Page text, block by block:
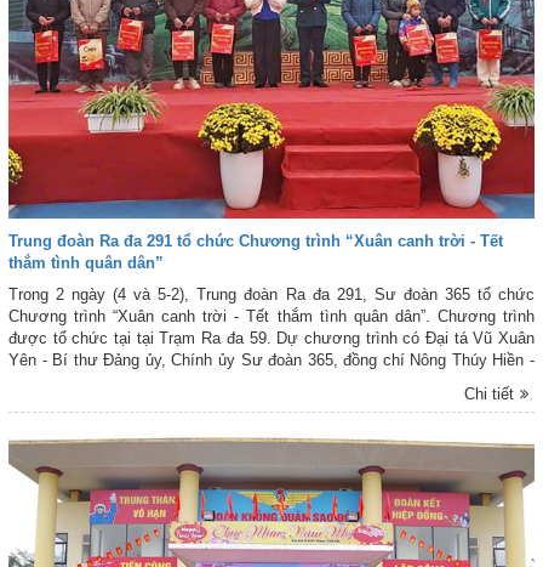
Trung đoàn Ra đa 291 tổ chức Chương trình “Xuân canh trời - Tết
thắm tình quân dân”
Trong 2 ngày (4 và 5-2), Trung đoàn Ra đa 291, Sư đoàn 365 tổ chức
Chương trình “Xuân canh trời - Tết thắm tình quân dân”. Chương trình
được tổ chức tại tại Trạm Ra đa 59. Dự chương trình có Đại tá Vũ Xuân
Yên - Bí thư Đảng ủy, Chính ủy Sư đoàn 365, đồng chí Nông Thúy Hiền -
- Chủ tịch Mặt trận Tổ quốc xã Tràng định, tỉnh Lạng Sơn; lãnh đạo, chỉ
đảo cán bộ, chiến sĩ đơn vị và đoàn viên, thanh niên đơn vị kết nghĩa.
Chi tiết